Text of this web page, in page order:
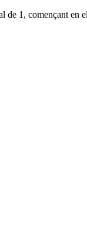
de 1, començant en